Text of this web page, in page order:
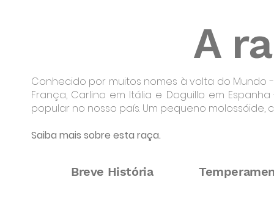
A
Conhecido por muitos nomes à volta do Mundo
França, Carlino em Itália e Doguillo em
popular no nosso país. Um pequeno
Saiba mais sobre esta raça.
Breve História